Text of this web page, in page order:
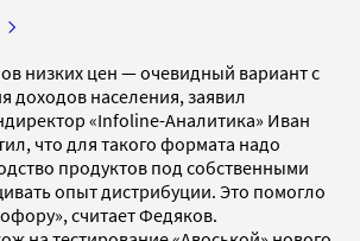
низких цен — очевидный вариант с
доходов населения, заявил
«Infoline-Аналитика» Иван
что для такого формата надо
продуктов под собственными
опыт дистрибуции. Это помогло
считает Федяков.